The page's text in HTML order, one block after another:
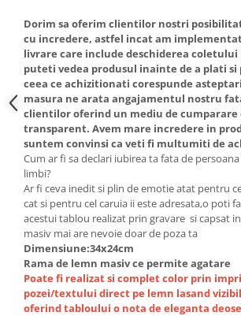
Dorim sa oferim clientilor nostri
cu incredere, astfel incat am
livrare care include deschiderea
puteti vedea produsul inainte de a plati
ceea ce achizitionati corespunde
masura ne arata angajamentul nostru
clientilor oferind un mediu de cumparare
transparent. Avem mare incredere in
suntem convinsi ca veti fi multumiti de
Cum ar fi sa declari iubirea ta fata de
limbi?
Ar fi ceva inedit si plin de emotie atat pentru
cat si pentru cel caruia ii este adresata,o poti
acestui tablou realizat prin gravare si capsat
masiv mai are nevoie doar de poza ta
Dimensiune:34x24cm
Rama de lemn masiv ce permite agatare
Poate fi realizat si complet color prin
pozei/textului direct pe lemn lasand
oferind tabloului o nota de eleganta